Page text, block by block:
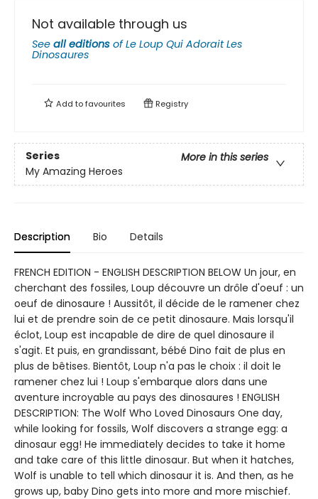
Not available through us
See all editions ofLe Loup Qui Adorait Les
Dinosaures
Add tofavourites Registry
Series
More in this series
My Amazing Heroes
Description Bio Details
FRENCH EDITION - ENGLISH DESCRIPTION BELOW Un jour, en
cherchant des fossiles, Loup découvre un drôle d'oeuf : un
oeuf de dinosaure ! Aussitôt, il décide de le ramener chez
lui et de prendre soin de ce petit dinosaure. Mais lorsqu'il
éclot, Loup est incapable de dire de quel dinosaure il
s'agit. Et puis, en grandissant, bébé Dino fait de plus en
plus de bêtises. Bientôt, Loup n'a pas le choix : il doit le
ramener chez lui ! Loup s'embarque alors dans une
aventure incroyable au pays des dinosaures ! ENGLISH
DESCRIPTION: The Wolf Who Loved Dinosaurs One day,
while looking for fossils, Wolf discovers a strange egg: a
dinosaur egg! He immediately decides to take it home
and take care of this little dinosaur. But when it hatches,
Wolf is unable to tell which dinosaur it is. And then, as he
grows up, baby Dino gets into more and more mischief.